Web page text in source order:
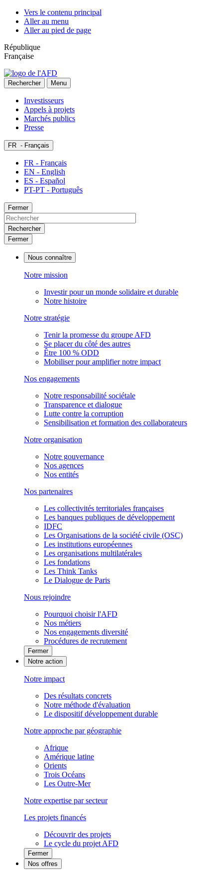
Vers le contenu principal
Aller au menu
Aller au pied de page
République
Française
Rechercher Menu
Investisseurs
Appels à projets
Marchés publics
Presse
FR - Français
FR - Français
EN - English
ES - Español
PT-PT - Português
Fermer
Rechercher
Fermer
Nous connaître
Notre mission
Investir pour un monde solidaire et durable
Notre histoire
Notre stratégie
Tenir la promesse du groupe AFD
Se placer du côté des autres
Être 100 % ODD
Mobiliser pour amplifier notre impact
Nos engagements
Notre responsabilité sociétale
Transparence et dialogue
Lutte contre la corruption
Sensibilisation et formation des collaborateurs
Notre organisation
Notre gouvernance
Nos agences
Nos entités
Nos partenaires
Les collectivités territoriales françaises
Les banques publiques de développement
IDFC
Les Organisations de la société civile (OSC)
Les institutions européennes
Les organisations multilatérales
Les fondations
Les Think Tanks
Le Dialogue de Paris
Nous rejoindre
Pourquoi choisir l'AFD
Nos métiers
Nos engagements diversité
Procédures de recrutement
Fermer
Notre action
Notre impact
Des résultats concrets
Notre méthode d'évaluation
Le dispositif développement durable
Notre approche par géographie
Afrique
Amérique latine
Orients
Trois Océans
Les Outre-Mer
Notre expertise par secteur
Les projets financés
Découvrir des projets
Le cycle du projet AFD
Fermer
Nos offres